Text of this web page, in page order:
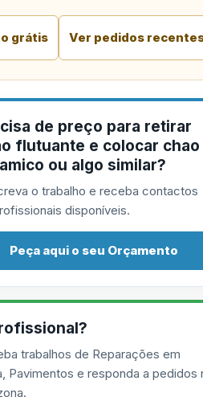
grátis Ver pedidos
de preço para retirar
flutuante e colocar chao
ou algo similar?
o trabalho e receba contactos
disponíveis.
Peça aqui o seu Orçamento
trabalhos de Reparações em
Pavimentos e responda a pedidos